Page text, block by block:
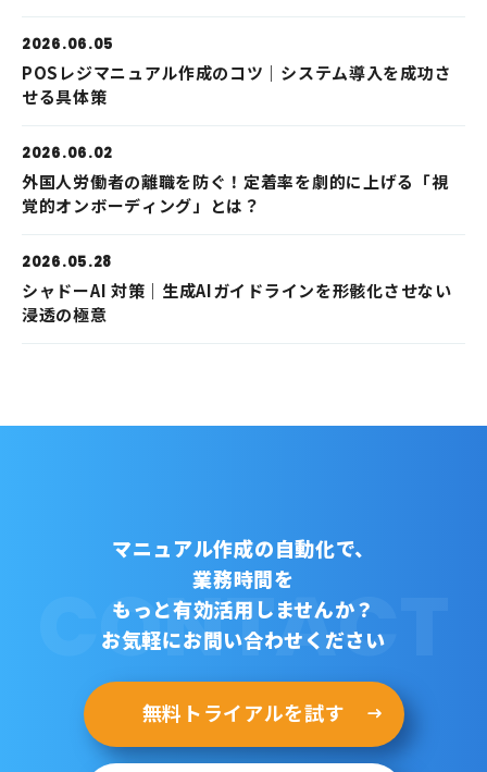
2026.06.05
POSレジマニュアル作成のコツ｜システム導入を成功さ
せる具体策
2026.06.02
外国人労働者の離職を防ぐ！定着率を劇的に上げる「視
覚的オンボーディング」とは？
2026.05.28
シャドーAI 対策｜生成AIガイドラインを形骸化させない
浸透の極意
CONTACT
マニュアル作成の自動化で、
業務時間を
もっと有効活用しませんか？
お気軽にお問い合わせください
無料トライアルを試す